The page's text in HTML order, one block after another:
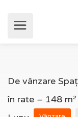
De vânzare
în rate – 148